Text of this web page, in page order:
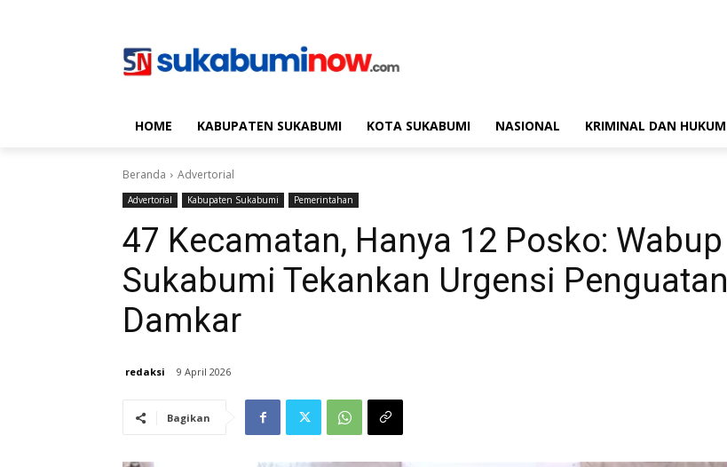
HOME KABUPATEN SUKABUMI KOTA SUKABUMI NASIONAL KRIMINAL DAN HUKUM
Beranda Advertorial
Advertorial Kabupaten Sukabumi Pemerintahan
47 Kecamatan, Hanya 12 Posko: Wabup
Sukabumi Tekankan Urgensi Penguatan
Damkar
redaksi 9 April 2026
Bagikan